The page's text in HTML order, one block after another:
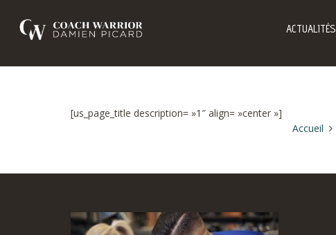
ACTUALITÉS
[us_page_title description= »1″ align= »center »]
Accueil